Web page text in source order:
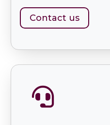
Contact us
